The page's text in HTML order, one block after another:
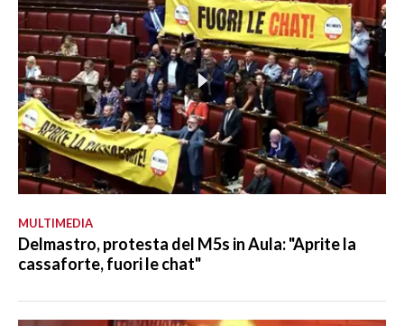
MULTIMEDIA
Delmastro, protesta del M5s in Aula: "Aprite la
cassaforte, fuori le chat"